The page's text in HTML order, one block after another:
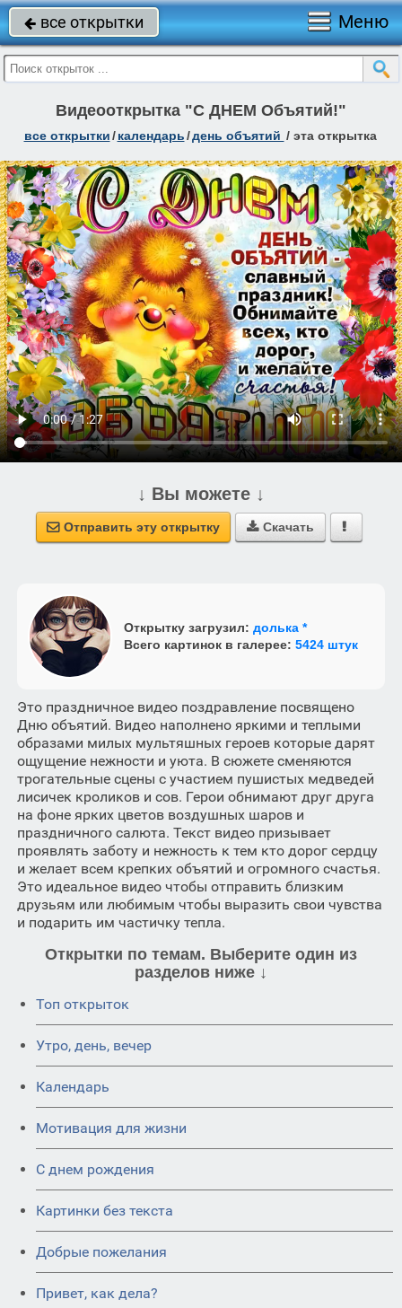
 все открытки Меню
Видеооткрытка "С ДНЕМ Объятий!"
все открытки/ календарь/день объятий / эта открытка
↓ Вы можете ↓
 Отправить эту открытку  Скачать 
Открытку загрузил: долька *
Всего картинок в галерее: 5424 штук
Это праздничное видео поздравление посвящено
Дню объятий. Видео наполнено яркими и теплыми
образами милых мультяшных героев которые дарят
ощущение нежности и уюта. В сюжете сменяются
трогательные сцены с участием пушистых медведей
лисичек кроликов и сов. Герои обнимают друг друга
на фоне ярких цветов воздушных шаров и
праздничного салюта. Текст видео призывает
проявлять заботу и нежность к тем кто дорог сердцу
и желает всем крепких объятий и огромного счастья.
Это идеальное видео чтобы отправить близким
друзьям или любимым чтобы выразить свои чувства
и подарить им частичку тепла.
Открытки по темам. Выберите один из
разделов ниже ↓
Топ открыток
Утро, день, вечер
Календарь
Мотивация для жизни
C днем рождения
Картинки без текста
Добрые пожелания
Привет, как дела?